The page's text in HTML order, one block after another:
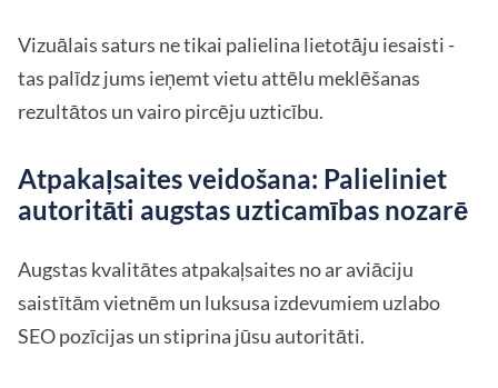
Vizuālais saturs ne tikai palielina lietotāju iesaisti -
tas palīdz jums ieņemt vietu attēlu meklēšanas
rezultātos un vairo pircēju uzticību.
Atpakaļsaites veidošana: Palieliniet
autoritāti augstas uzticamības nozarē
Augstas kvalitātes atpakaļsaites no ar aviāciju
saistītām vietnēm un luksusa izdevumiem uzlabo
SEO pozīcijas un stiprina jūsu autoritāti.